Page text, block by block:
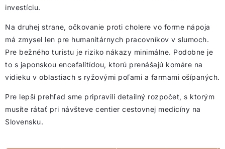
investíciu.
Na druhej strane, očkovanie proti cholere vo forme nápoja
má zmysel len pre humanitárnych pracovníkov v slumoch.
Pre bežného turistu je riziko nákazy minimálne. Podobne je
to s japonskou encefalitídou, ktorú prenášajú komáre na
vidieku v oblastiach s ryžovými poľami a farmami ošípaných.
Pre lepší prehľad sme pripravili detailný rozpočet, s ktorým
musíte rátať pri návšteve centier cestovnej medicíny na
Slovensku.